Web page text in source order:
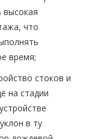
высокая
что
время;
стоков и
на стадии
в ту